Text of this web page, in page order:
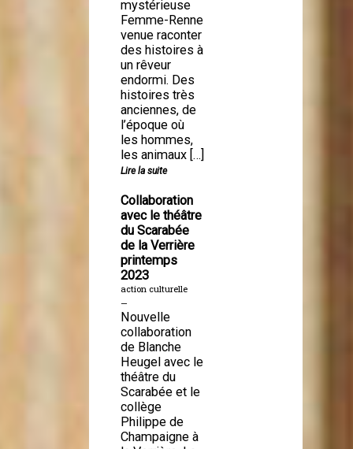
mystérieuse
Femme-Renne
venue raconter
des histoires à
un rêveur
endormi. Des
histoires très
anciennes, de
l’époque où
les hommes,
les animaux […]
Lire la suite
Collaboration
avec le théâtre
du Scarabée
de la Verrière
printemps
2023
action culturelle
—
Nouvelle
collaboration
de Blanche
Heugel avec le
théâtre du
Scarabée et le
collège
Philippe de
Champaigne à